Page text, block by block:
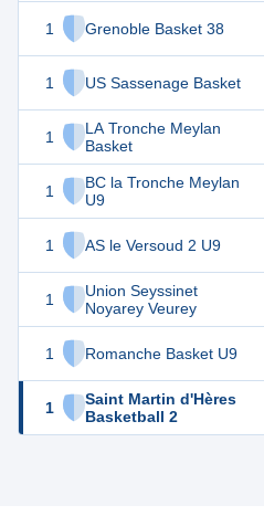
1 Grenoble Basket 38
1 US Sassenage Basket
1
LA Tronche Meylan
Basket
1
BC la Tronche Meylan
U9
1 AS le Versoud 2 U9
1
Union Seyssinet
Noyarey Veurey
1 Romanche Basket U9
1
Saint Martin d'Hères
Basketball 2
0
0 0
0
0 0
0
0 0
0 0